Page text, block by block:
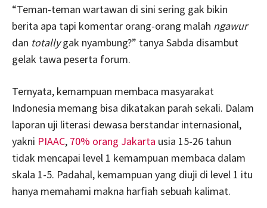
“Teman-teman wartawan di sini sering gak bikin
berita apa tapi komentar orang-orang malah ngawur
dan totallygak nyambung?” tanya Sabda disambut
gelak tawa peserta forum.
Ternyata, kemampuan membaca masyarakat
Indonesia memang bisa dikatakan parah sekali. Dalam
laporan uji literasi dewasa berstandar internasional,
yakni PIAAC, 70% orang Jakarta usia 15-26 tahun
tidak mencapai level 1 kemampuan membaca dalam
skala 1-5. Padahal, kemampuan yang diuji di level 1 itu
hanya memahami makna harfiah sebuah kalimat.